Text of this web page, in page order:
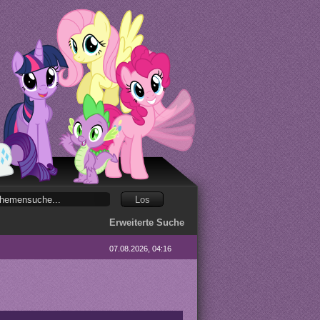
Erweiterte Suche
07.08.2026, 04:16